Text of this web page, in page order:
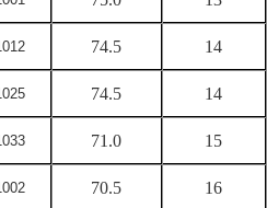
74.5 14
74.5 14
71.0 15
70.5 16